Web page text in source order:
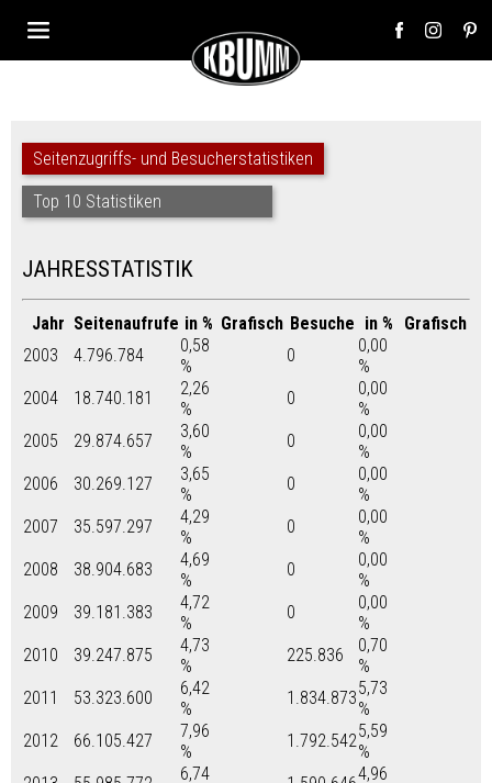
Seitenzugriffs- und Besucherstatistiken
Top 10 Statistiken
JAHRESSTATISTIK
Jahr Seitenaufrufe in % Grafisch Besuche in %
Grafisch
2003
4.796.784
0,58
%
0
0,00
%
2004
18.740.181
2,26
%
0
0,00
%
2005
29.874.657
3,60
%
0
0,00
%
2006
30.269.127
3,65
%
0
0,00
%
2007
35.597.297
4,29
%
0
0,00
%
2008
38.904.683
4,69
%
0
0,00
%
2009
39.181.383
4,72
%
0
0,00
%
2010
39.247.875
4,73
%
225.836
0,70
%
2011
53.323.600
6,42
%
1.834.8735,73
%
2012
66.105.427
7,96
%
1.792.5425,59
%
6,74
4,96